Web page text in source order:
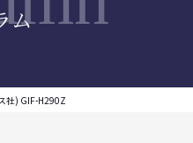
ム
社) GIF-H290Z